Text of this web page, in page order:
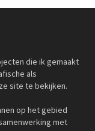
die ik gemaakt
als
site te bekijken.
op het gebied
met